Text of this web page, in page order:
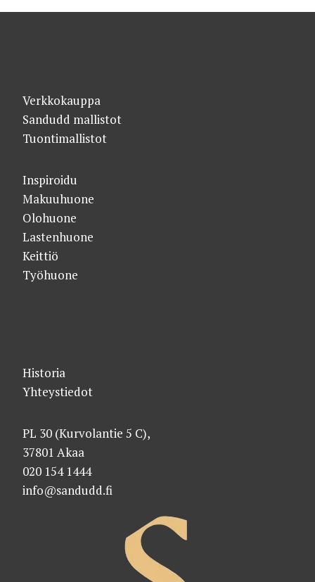
Verkkokauppa
Sandudd mallistot
Tuontimallistot
Inspiroidu
Makuuhuone
Olohuone
Lastenhuone
Keittiö
Työhuone
Historia
Yhteystiedot
PL 30 (Kurvolantie 5 C),
37801 Akaa
020 154 1444
info@sandudd.fi